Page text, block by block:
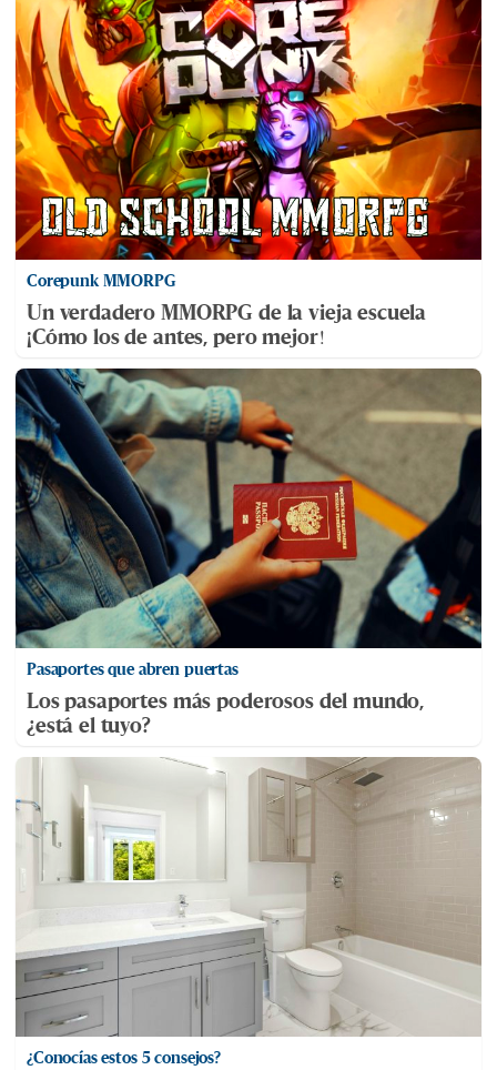
Corepunk MMORPG
Un verdadero MMORPG de la vieja escuela
¡Cómo los de antes, pero mejor!
Pasaportes que abren puertas
Los pasaportes más poderosos del mundo,
¿está el tuyo?
¿Conocías estos 5 consejos?